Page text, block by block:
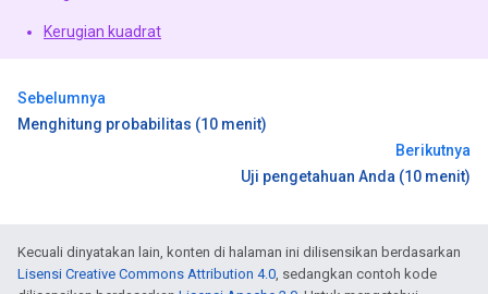
Kerugian kuadrat
Sebelumnya
Menghitung probabilitas (10 menit)
Berikutnya
Uji pengetahuan Anda (10 menit)
Kecuali dinyatakan lain, konten di halaman ini dilisensikan berdasarkan
Lisensi Creative Commons Attribution 4.0, sedangkan contoh kode